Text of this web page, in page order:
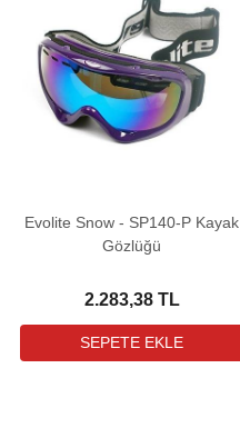
Evolite Snow - SP140-P Kayak
Gözlüğü
2.283,38 TL